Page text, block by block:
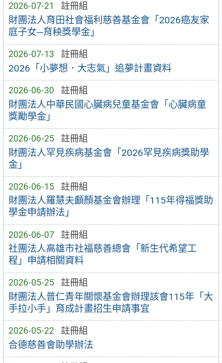
2026-07-21 註冊組
財團法人育田社會福利慈善基金會「2026癌友家
庭子女─育秧獎學金」
2026-07-13 註冊組
2026「小夢想．大志氣」追夢計畫資料
2026-06-30 註冊組
財團法人中華民國心臟病兒童基金會「心臟病童
獎勵學金」
2026-06-25 註冊組
財團法人罕見疾病基金會「2026罕見疾病獎助學
金」
2026-06-15 註冊組
財團法人羅慧夫顱顏基金會辦理「115年得福獎助
學金申請辦法」
2026-06-07 註冊組
社團法人高雄市社福慈善總會「新生代希望工
程」申請相關資料
2026-05-25 註冊組
財團法人普仁青年關懷基金會辦理該會115年「大
手拉小手」育成計畫招生申請事宜
2026-05-22 註冊組
合德慈善會助學辦法